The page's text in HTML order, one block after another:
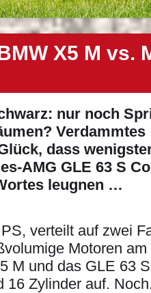
X5 M vs.
nur noch
Verdammtes
dass
AMG GLE 63 S
leugnen …
verteilt auf zwei
Motoren
M und das GLE 63
16 Zylinder auf.